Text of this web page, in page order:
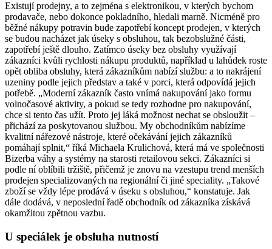
Existují prodejny, a to zejména s elektronikou, v kterých bychom
prodavače, nebo dokonce pokladního, hledali marně. Nicméně pro
běžné nákupy potravin bude zapotřebí koncept prodejen, v kterých
se budou nacházet jak úseky s obsluhou, tak bezobslužné části,
zapotřebí ještě dlouho. Zatímco úseky bez obsluhy využívají
zákazníci kvůli rychlosti nákupu produktů, například u lahůdek roste
opět obliba obsluhy, která zákazníkům nabízí službu: a to nakrájení
uzeniny podle jejich představ a také v porci, která odpovídá jejich
potřebě. „Moderní zákazník často vnímá nakupování jako formu
volnočasové aktivity, a pokud se tedy rozhodne pro nakupování,
chce si tento čas užít. Proto jej láká možnost nechat se obsloužit –
přichází za poskytovanou službou. My obchodníkům nabízíme
kvalitní nářezové nástroje, které očekávání jejich zákazníků
pomáhají splnit,“ říká Michaela Krulichová, která má ve společnosti
Bizerba váhy a systémy na starosti retailovou sekci. Zákazníci si
podle ní oblíbili tržiště, přičemž je znovu na vzestupu trend menších
prodejen specializovaných na regionální či jiné speciality. „Takové
zboží se vždy lépe prodává v úseku s obsluhou,“ konstatuje. Jak
dále dodává, v neposlední řadě obchodník od zákazníka získává
okamžitou zpětnou vazbu.
U speciálek je obsluha nutností